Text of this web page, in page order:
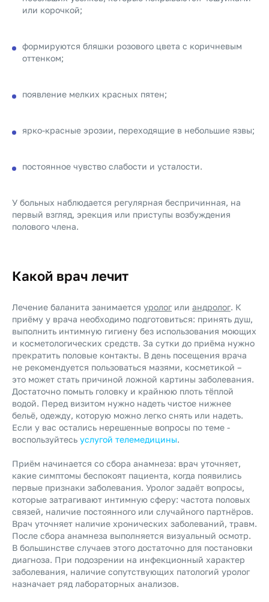
или корочкой;
формируются бляшки розового цвета с коричневым
оттенком;
появление мелких красных пятен;
ярко-красные эрозии, переходящие в небольшие язвы;
постоянное чувство слабости и усталости.
У больных наблюдается регулярная беспричинная, на
первый взгляд, эрекция или приступы возбуждения
полового члена.
Какой врач лечит
Лечение баланита занимается уролог или андролог. К
приёму у врача необходимо подготовиться: принять душ,
выполнить интимную гигиену без использования моющих
и косметологических средств. За сутки до приёма нужно
прекратить половые контакты. В день посещения врача
не рекомендуется пользоваться мазями, косметикой –
это может стать причиной ложной картины заболевания.
Достаточно помыть головку и крайнюю плоть тёплой
водой. Перед визитом нужно надеть чистое нижнее
бельё, одежду, которую можно легко снять или надеть.
Если у вас остались нерешенные вопросы по теме -
воспользуйтесь услугой телемедицины.
Приём начинается со сбора анамнеза: врач уточняет,
какие симптомы беспокоят пациента, когда появились
первые признаки заболевания. Уролог задаёт вопросы,
которые затрагивают интимную сферу: частота половых
связей, наличие постоянного или случайного партнёров.
Врач уточняет наличие хронических заболеваний, травм.
После сбора анамнеза выполняется визуальный осмотр.
В большинстве случаев этого достаточно для постановки
диагноза. При подозрении на инфекционный характер
заболевания, наличие сопутствующих патологий уролог
назначает ряд лабораторных анализов.